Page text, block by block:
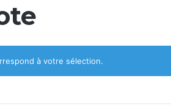
à votre sélection.